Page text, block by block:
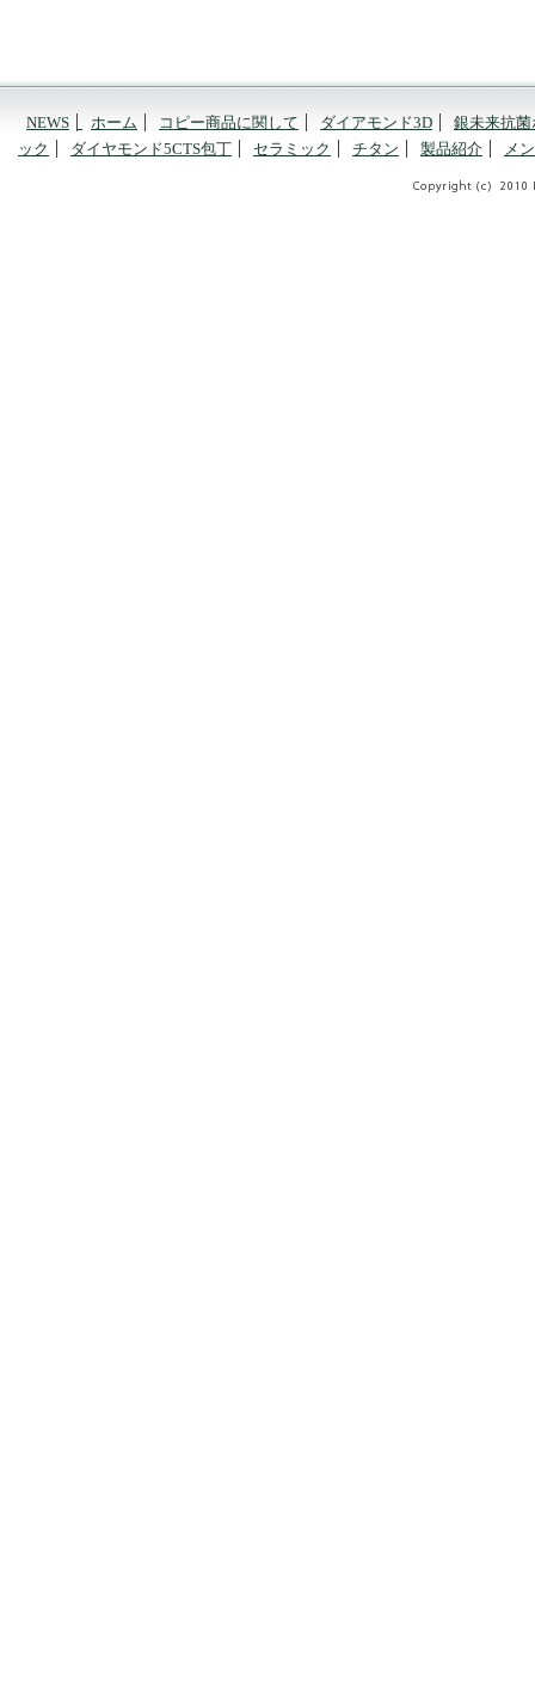
NEWS ホーム コピー商品に関して ダイアモンド3D
銀未来抗菌
ック
ダイヤモンド5CTS包丁 セラミック チタン 製品紹介 メ